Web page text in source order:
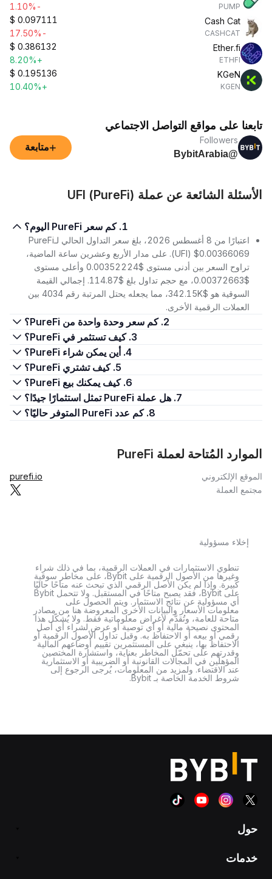
PUMP
-1.10%
Cash Cat
CASHCAT
$ 0.097111
-17.50%
Ether.fi
ETHFI
$ 0.386132
+8.20%
KGeN
KGEN
$ 0.195136
+10.40%
تابعنا على مواقع التواصل الاجتماعي
Followers
@BybitArabia
+متابعة
الأسئلة الشائعة عن عملة UFI (PureFi)
1. كم سعر PureFi اليوم؟
اعتبارًا من 8 أغسطس 2026، بلغ سعر التداول الحالي لـPureFi
(UFI) $0.00366069. على مدار الأربع وعشرين ساعة الماضية،
تراوح السعر بين أدنى مستوى $0.00352224 وأعلى مستوى
$0.00372663، مع حجم تداول بلغ $114.87. إجمالي القيمة
السوقية هو $342.15K، مما يجعله يحتل المرتبة رقم 4034 بين
العملات الرقمية الأخرى.
2. كم سعر وحدة واحدة من PureFi؟
3. كيف تستثمر في PureFi؟
4. أين يمكن شراء PureFi؟
5. كيف تشتري PureFi؟
6. كيف يمكنك بيع PureFi؟
7. هل عملة PureFi تمثل استثمارًا جيدًا؟
8. كم عدد PureFi المتوفر حاليًا؟
الموارد المُتاحة لعملة PureFi
الموقع الإلكتروني
purefi.io
مجتمع العملة
إخلاء مسؤولية
تنطوي الاستثمارات في العملات الرقمية، بما في ذلك شراء
وغيرها من الأصول الرقمية على Bybit، على مخاطر سوقية
كبيرة. وإذا لم يكن الأصل الرقمي الذي تبحث عنه متاحًا حاليًا
على Bybit، فقد يصبح متاحًا في المستقبل. ولا تتحمل Bybit
أي مسؤولية عن نتائج الاستثمار. ويتم الحصول على
معلومات الأسعار والبيانات الأخرى المعروضة هنا من مصادر
متاحة للعامة، وتُقدَّم لأغراض معلوماتية فقط. ولا يُشكّل هذا
المحتوى نصيحة مالية أو أي توصية أو عرض لشراء أي أصل
رقمي أو بيعه أو الاحتفاظ به. وقبل تداول الأصول الرقمية أو
الاحتفاظ بها، ينبغي على المستثمرين تقييم أوضاعهم المالية
وقدرتهم على تحمّل المخاطر بعناية، واستشارة المختصين
المؤهلين في المجالات القانونية أو الضريبية أو الاستثمارية
عند الاقتضاء. ولمزيد من المعلومات، يُرجى الرجوع إلى
شروط الخدمة الخاصة بـ Bybit.
حول
خدمات